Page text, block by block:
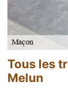
Tous les
Melun